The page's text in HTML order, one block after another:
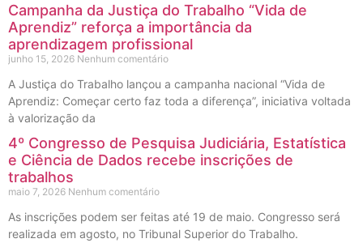
Campanha da Justiça do Trabalho “Vida de
Aprendiz” reforça a importância da
aprendizagem profissional
junho 15, 2026 Nenhum comentário
A Justiça do Trabalho lançou a campanha nacional “Vida de
Aprendiz: Começar certo faz toda a diferença”, iniciativa voltada
à valorização da
4º Congresso de Pesquisa Judiciária, Estatística
e Ciência de Dados recebe inscrições de
trabalhos
maio 7, 2026 Nenhum comentário
As inscrições podem ser feitas até 19 de maio. Congresso será
realizada em agosto, no Tribunal Superior do Trabalho.